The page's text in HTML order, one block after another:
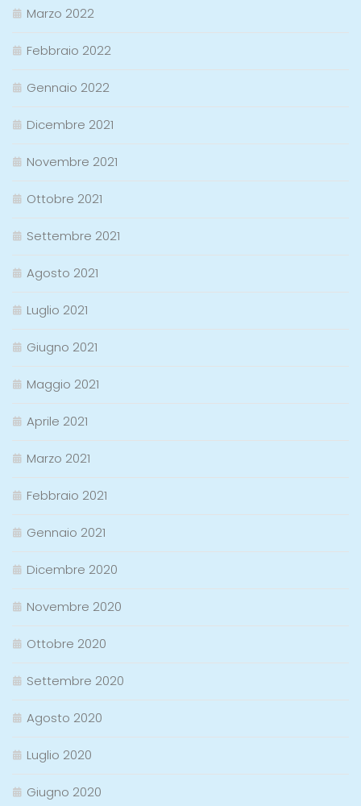
Marzo 2022
Febbraio 2022
Gennaio 2022
Dicembre 2021
Novembre 2021
Ottobre 2021
Settembre 2021
Agosto 2021
Luglio 2021
Giugno 2021
Maggio 2021
Aprile 2021
Marzo 2021
Febbraio 2021
Gennaio 2021
Dicembre 2020
Novembre 2020
Ottobre 2020
Settembre 2020
Agosto 2020
Luglio 2020
Giugno 2020